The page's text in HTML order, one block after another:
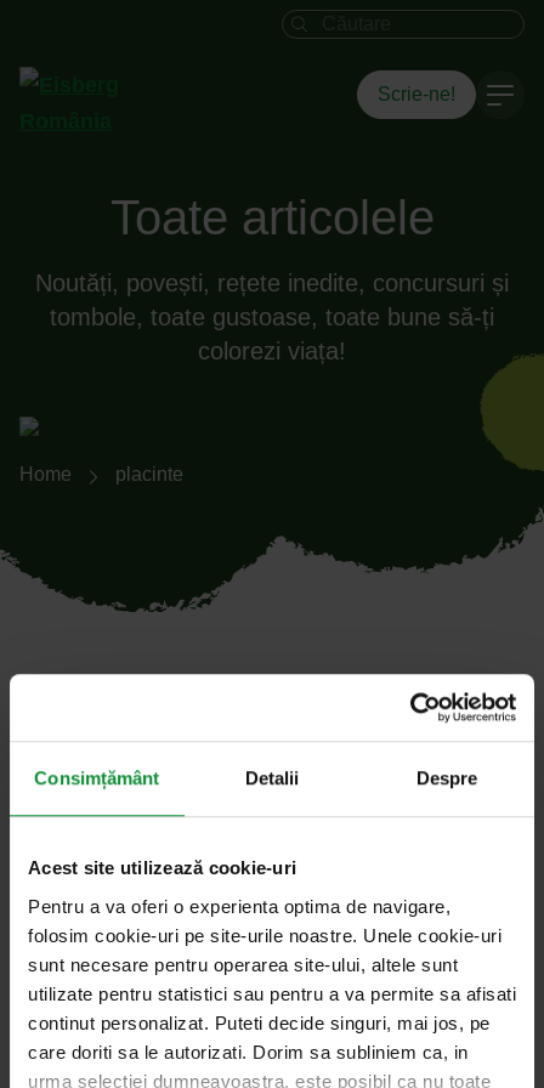
Consimțământ Detalii Despre
Acest site utilizează cookie-uri
Pentru a va oferi o experienta optima de navigare,
folosim cookie-uri pe site-urile noastre. Unele cookie-uri
sunt necesare pentru operarea site-ului, altele sunt
utilizate pentru statistici sau pentru a va permite sa afisati
continut personalizat. Puteti decide singuri, mai jos, pe
care doriti sa le autorizati. Dorim sa subliniem ca, in
urma selectiei dumneavoastra, este posibil ca nu toate
Câmpul de căutare
Scrie-ne!
Toate articolele
Noutăți, povești, rețete inedite, concursuri și
tombole, toate gustoase, toate bune să-ți
colorezi viața!
Breadcrumb-Navigation
Home placinte
Toate articolele cu cuvântul
cheie „placinte”
Istoria unei plăcinte, de Costache Negruzzi
(1847)
Pe Costache Negruzzi, istoria culinară românească
îl așează la loc de cinste, ca descălicător de cărți de